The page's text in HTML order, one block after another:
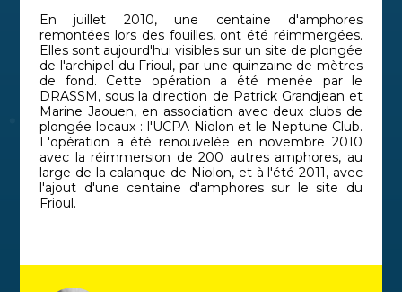
En juillet 2010, une centaine d'amphores
remontées lors des fouilles, ont été réimmergées.
Elles sont aujourd'hui visibles sur un site de plongée
de l'archipel du Frioul, par une quinzaine de mètres
de fond. Cette opération a été menée par le
DRASSM, sous la direction de Patrick Grandjean et
Marine Jaouen, en association avec deux clubs de
plongée locaux : l'UCPA Niolon et le Neptune Club.
L'opération a été renouvelée en novembre 2010
avec la réimmersion de 200 autres amphores, au
large de la calanque de Niolon, et à l'été 2011, avec
l'ajout d'une centaine d'amphores sur le site du
Frioul.